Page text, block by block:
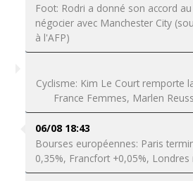
Foot: Rodri a donné son accord
négocier avec Manchester City
à l'AFP)
Cyclisme: Kim Le Court remporte
France Femmes, Marlen
06/08 18:43
Bourses européennes: Paris
0,35%, Francfort +0,05%, Londres